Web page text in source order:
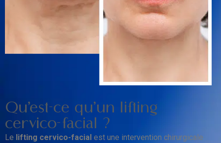
Qu’est-ce qu’un lifting
cervico-facial ?
Le lifting cervico-facial est une intervention chirurgicale